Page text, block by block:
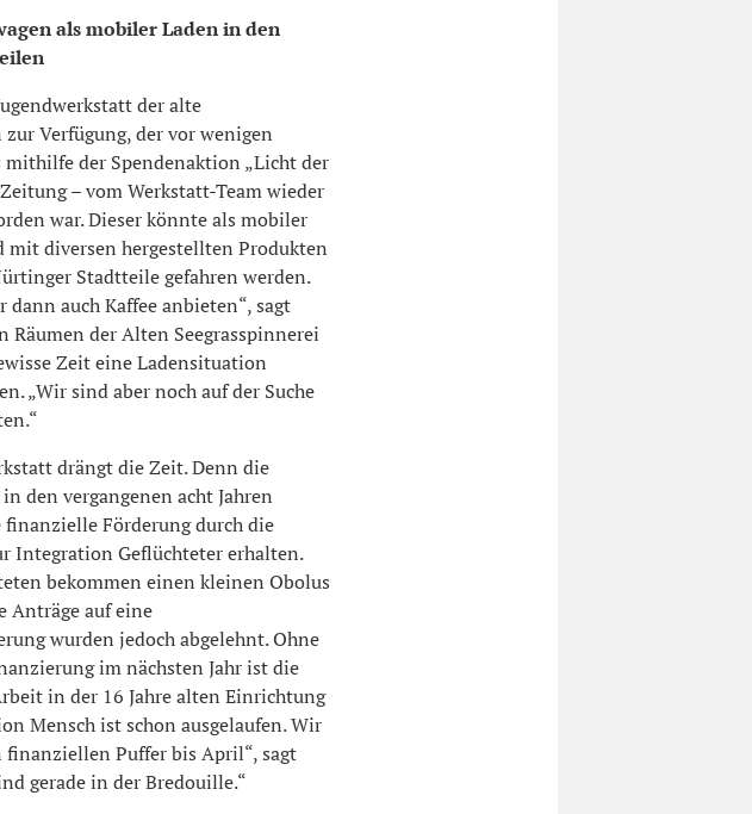
als mobiler Laden in den
der alte
Verfügung, der vor wenigen
mithilfe der Spendenaktion „Licht der
– vom Werkstatt-Team wieder
war. Dieser könnte als mobiler
mit diversen hergestellten Produkten
Stadtteile gefahren werden.
auch Kaffee anbieten“, sagt
Räumen der Alten Seegrasspinnerei
Zeit eine Ladensituation
„Wir sind aber noch auf der Suche
drängt die Zeit. Denn die
den vergangenen acht Jahren
finanzielle Förderung durch die
Integration Geflüchteter erhalten.
bekommen einen kleinen Obolus
Anträge auf eine
wurden jedoch abgelehnt. Ohne
im nächsten Jahr ist die
in der 16 Jahre alten Einrichtung
Mensch ist schon ausgelaufen. Wir
finanziellen Puffer bis April“, sagt
gerade in der Bredouille.“